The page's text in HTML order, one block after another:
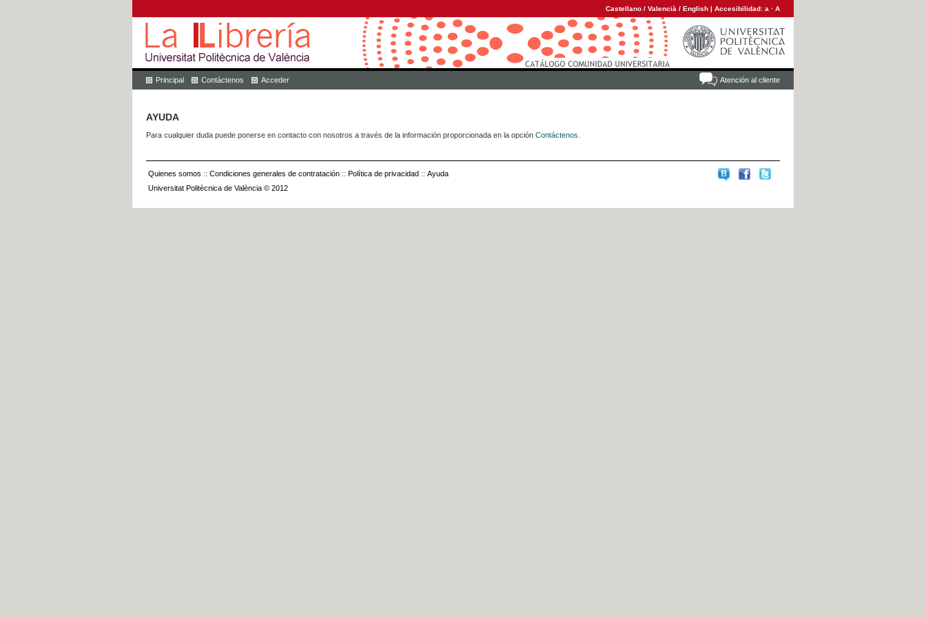
Castellano / Valencià / English | Accesibilidad: a · A
Atención al cliente
Principal Contáctenos Acceder
AYUDA
Para cualquier duda puede ponerse en contacto con nosotros a través de la información proporcionada en la opción Contáctenos
Quienes somos :: Condiciones generales de contratación :: Política de privacidad :: Ayuda
Universitat Politècnica de València © 2012